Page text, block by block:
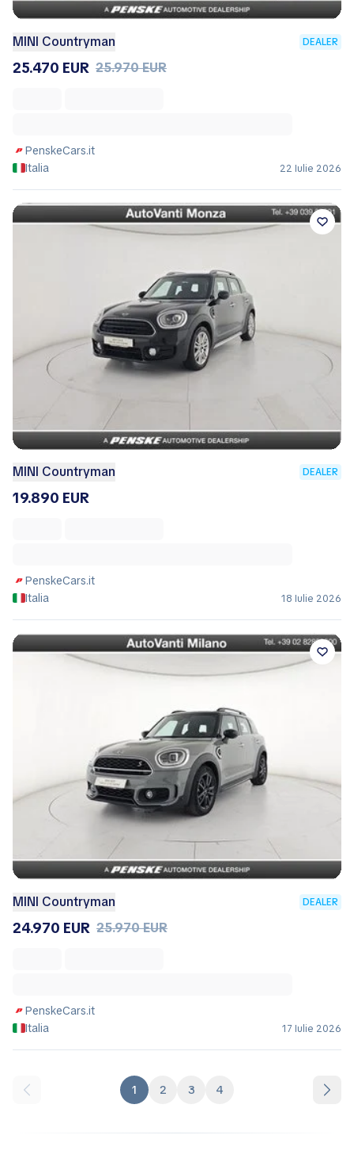
MINI Countryman DEALER
25.470 EUR 25.970 EUR
PenskeCars.it
Italia
22 Iulie 2026
MINI Countryman DEALER
19.890 EUR
PenskeCars.it
Italia
18 Iulie 2026
MINI Countryman DEALER
24.970 EUR 25.970 EUR
PenskeCars.it
Italia
17 Iulie 2026
1 2 3 4